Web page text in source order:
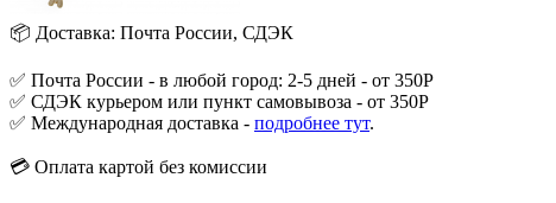
📦 Доставка: Почта России, СДЭК
✅ Почта России - в любой город: 2-5 дней - от 350Р
✅ СДЭК курьером или пункт самовывоза - от 350Р
✅ Международная доставка - подробнее тут.
💳 Оплата картой без комиссии